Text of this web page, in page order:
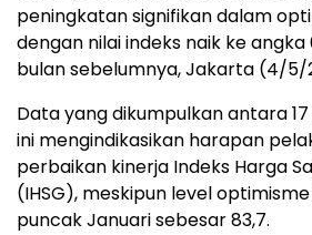
peningkatan signifikan dalam
dengan nilai indeks naik ke angka
bulan sebelumnya, Jakarta (4/5/
Data yang dikumpulkan antara 17
ini mengindikasikan harapan
perbaikan kinerja Indeks Harga
(IHSG), meskipun level
puncak Januari sebesar 83,7.